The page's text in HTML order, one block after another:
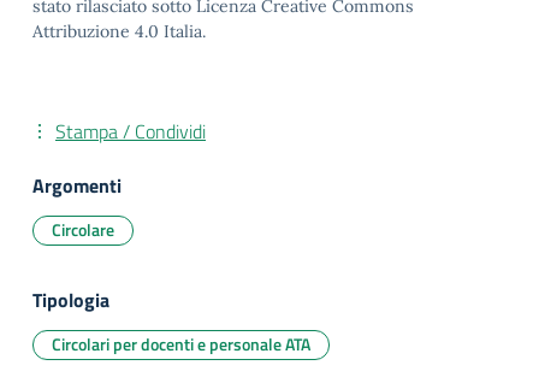
stato rilasciato sotto Licenza Creative Commons
Attribuzione 4.0 Italia.
Stampa / Condividi
Argomenti
Circolare
Tipologia
Circolari per docenti e personale ATA